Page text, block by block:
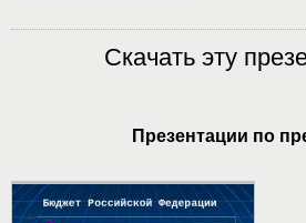
Скачать эту
Презентации по